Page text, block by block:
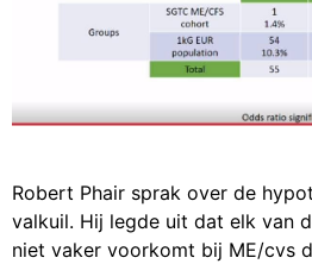
Robert Phair sprak over de
valkuil. Hij legde uit dat elk van
niet vaker voorkomt bij ME/cvs